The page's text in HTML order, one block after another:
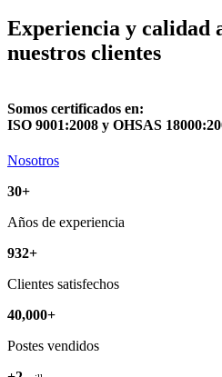
Experiencia y calidad
nuestros clientes
Somos certificados en:
ISO 9001:2008 y OHSAS
Nosotros
30+
Años de experiencia
932+
Clientes satisfechos
40,000+
Postes vendidos